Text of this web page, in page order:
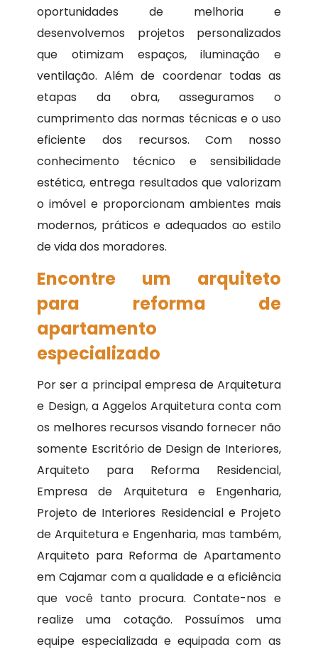
oportunidades de melhoria e
desenvolvemos projetos personalizados
que otimizam espaços, iluminação e
ventilação. Além de coordenar todas as
etapas da obra, asseguramos o
cumprimento das normas técnicas e o uso
eficiente dos recursos. Com nosso
conhecimento técnico e sensibilidade
estética, entrega resultados que valorizam
o imóvel e proporcionam ambientes mais
modernos, práticos e adequados ao estilo
de vida dos moradores.
Encontre um arquiteto
para reforma de
apartamento
especializado
Por ser a principal empresa de Arquitetura
e Design, a Aggelos Arquitetura conta com
os melhores recursos visando fornecer não
somente Escritório de Design de Interiores,
Arquiteto para Reforma Residencial,
Empresa de Arquitetura e Engenharia,
Projeto de Interiores Residencial e Projeto
de Arquitetura e Engenharia, mas também,
Arquiteto para Reforma de Apartamento
em Cajamar com a qualidade e a eficiência
que você tanto procura. Contate-nos e
realize uma cotação. Possuímos uma
equipe especializada e equipada com as